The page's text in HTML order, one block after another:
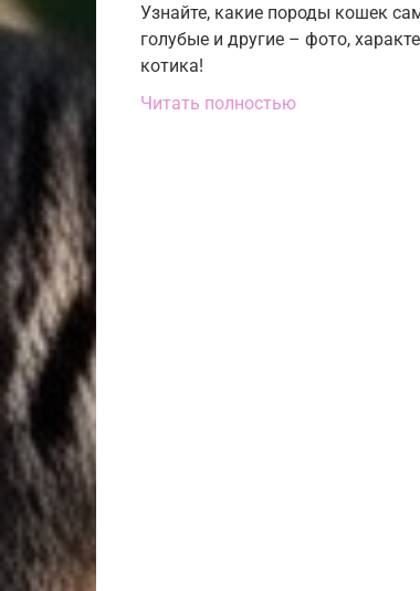
Узнайте, какие породы кошек
голубые и другие – фото,
котика!
Читать полностью